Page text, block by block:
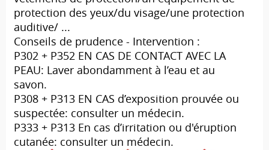
protection des yeux/du visage/une protection
auditive/ ...
Conseils de prudence - Intervention :
P302 + P352 EN CAS DE CONTACT AVEC LA
PEAU: Laver abondamment à l’eau et au
savon.
P308 + P313 EN CAS d’exposition prouvée ou
suspectée: consulter un médecin.
P333 + P313 En cas d’irritation ou d'éruption
cutanée: consulter un médecin.